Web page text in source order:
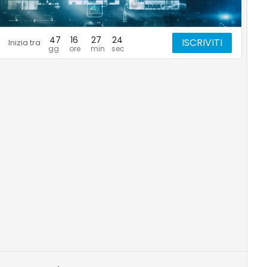
Inizia tra 47 16 27 23 ISCRIVITI